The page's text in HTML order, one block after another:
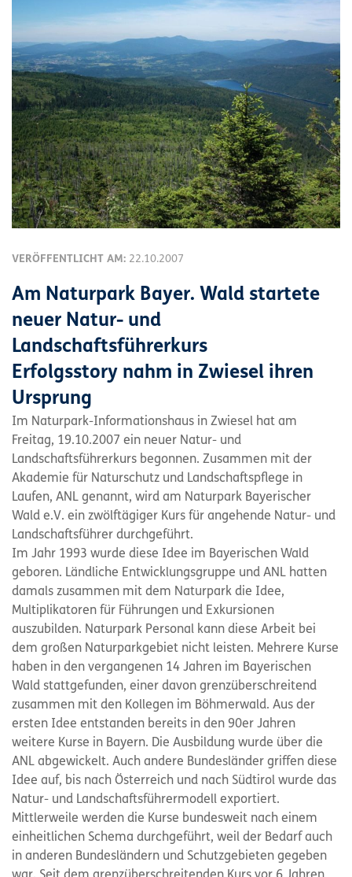
VERÖFFENTLICHT AM: 22.10.2007
Am Naturpark Bayer. Wald startete
neuer Natur- und
Landschaftsführerkurs
Erfolgsstory nahm in Zwiesel ihren
Ursprung
Im Naturpark-Informationshaus in Zwiesel hat am
Freitag, 19.10.2007 ein neuer Natur- und
Landschaftsführerkurs begonnen. Zusammen mit der
Akademie für Naturschutz und Landschaftspflege in
Laufen, ANL genannt, wird am Naturpark Bayerischer
Wald e.V. ein zwölftägiger Kurs für angehende Natur- und
Landschaftsführer durchgeführt.
Im Jahr 1993 wurde diese Idee im Bayerischen Wald
geboren. Ländliche Entwicklungsgruppe und ANL hatten
damals zusammen mit dem Naturpark die Idee,
Multiplikatoren für Führungen und Exkursionen
auszubilden. Naturpark Personal kann diese Arbeit bei
dem großen Naturparkgebiet nicht leisten. Mehrere Kurse
haben in den vergangenen 14 Jahren im Bayerischen
Wald stattgefunden, einer davon grenzüberschreitend
zusammen mit den Kollegen im Böhmerwald. Aus der
ersten Idee entstanden bereits in den 90er Jahren
weitere Kurse in Bayern. Die Ausbildung wurde über die
ANL abgewickelt. Auch andere Bundesländer griffen diese
Idee auf, bis nach Österreich und nach Südtirol wurde das
Natur- und Landschaftsführermodell exportiert.
Mittlerweile werden die Kurse bundesweit nach einem
einheitlichen Schema durchgeführt, weil der Bedarf auch
in anderen Bundesländern und Schutzgebieten gegeben